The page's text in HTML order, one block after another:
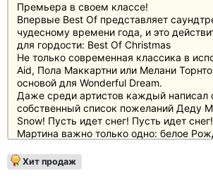
Премьера в своем классе!
Впервые Best Of представляет
чудесному времени года, и это
для гордости: Best Of Christmas
Не только современная классика в
Aid, Пола Маккартни или Мелани
основой для Wonderful Dream.
Даже среди артистов каждый написал
собственный список пожеланий Деду
Snow! Пусть идет снег! Пусть идет
Мартина важно только одно: белое
перед камином вдвоем, и говорят от
романтикам с песней All I Want For
Хит продаж